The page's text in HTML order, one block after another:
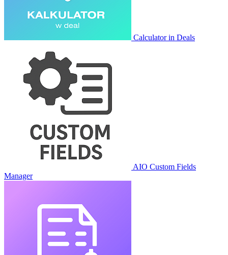
Calculator in Deals
AIO Custom Fields
Manager